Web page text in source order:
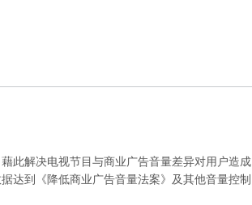
此解决电视节目与商业广告音量差异对用户造成
达到《降低商业广告音量法案》及其他音量控制